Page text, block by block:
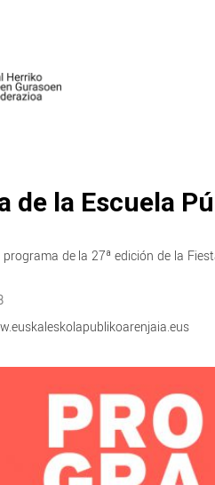
de la Escuela
de la 27ª edición de la